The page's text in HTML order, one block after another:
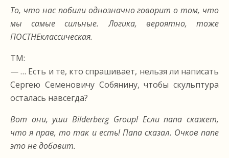
То, что нас побили однозначно говорит о том, что
мы самые сильные. Логика, вероятно, тоже
ПОСТНЕклассическая.
ТМ:
— … Есть и те, кто спрашивает, нельзя ли написать
Сергею Семеновичу Собянину, чтобы скульптура
осталась навсегда?
Вот они, уши Bilderberg Group! Если папа скажет,
что я прав, то так и есть! Папа сказал. Очков папе
это не добавит.